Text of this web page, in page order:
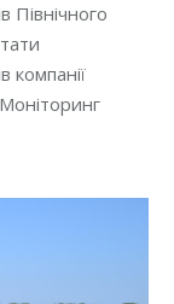
Північного
компанії